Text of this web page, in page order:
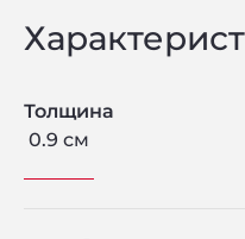
Толщина
0.9 см